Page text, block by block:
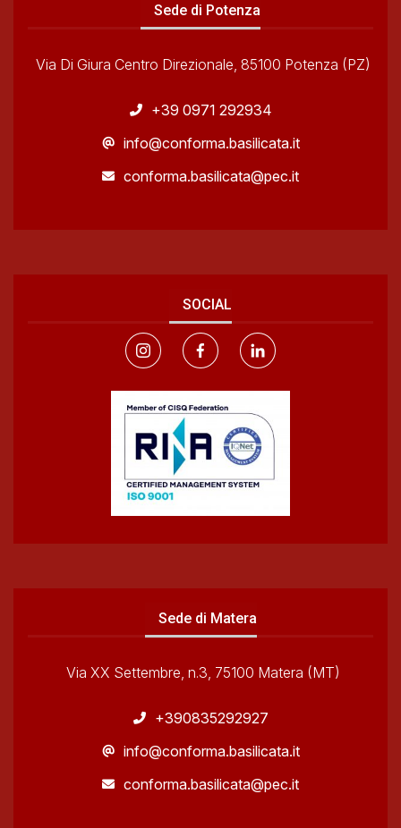
Sede di Potenza
Via Di Giura Centro Direzionale, 85100 Potenza (PZ)
+39 0971 292934
info@conforma.basilicata.it
conforma.basilicata@pec.it
SOCIAL
Sede di Matera
Via XX Settembre, n.3, 75100 Matera (MT)
+390835292927
info@conforma.basilicata.it
conforma.basilicata@pec.it